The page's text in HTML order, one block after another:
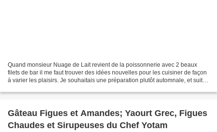
Quand monsieur Nuage de Lait revient de la poissonnerie avec 2 beaux
filets de bar il me faut trouver des idées nouvelles pour les cuisiner de façon
à varier les plaisirs. Je souhaitais une préparation plutôt automnale, et suite
Gâteau Figues et Amandes; Yaourt Grec, Figues
Chaudes et Sirupeuses du Chef Yotam